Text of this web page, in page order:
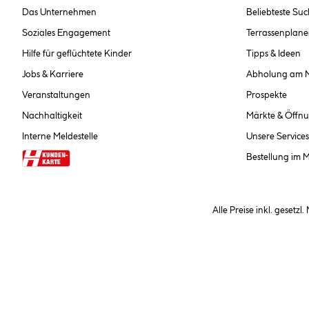
Das Unternehmen
Soziales Engagement
Hilfe für geflüchtete Kinder
Jobs & Karriere
Veranstaltungen
Nachhaltigkeit
Interne Meldestelle
Beliebteste
Tipps & Ideen
Abholung am
Prospekte
Märkte &
Unsere Services
Bestellung im
Alle Preise inkl. gesetzl.